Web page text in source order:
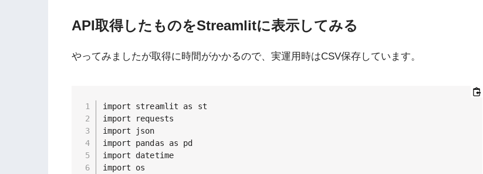
API取得したものをStreamlitに表示してみる
やってみましたが取得に時間がかかるので、実運用時はCSV保存しています。
import streamlit as st
import requests
import json
import pandas as pd
import datetime
import os